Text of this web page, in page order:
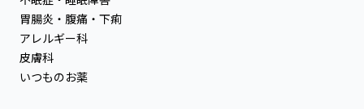
胃腸炎・腹痛・下痢
アレルギー科
皮膚科
いつものお薬